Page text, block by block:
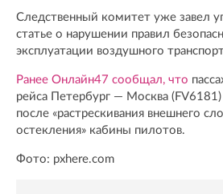
Следственный комитет уже завел
статье о нарушении правил
эксплуатации воздушного
Ранее Онлайн47 сообщал, что
рейса Петербург — Москва (FV6181)
после «растрескивания внешнего
остекления» кабины пилотов.
Фото: pxhere.com